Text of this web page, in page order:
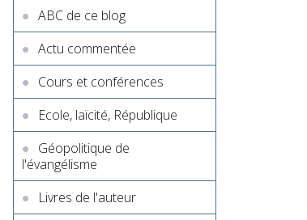
ABC de ce blog
Actu commentée
Cours et conférences
Ecole, laïcité, République
Géopolitique de
l'évangélisme
Livres de l'auteur